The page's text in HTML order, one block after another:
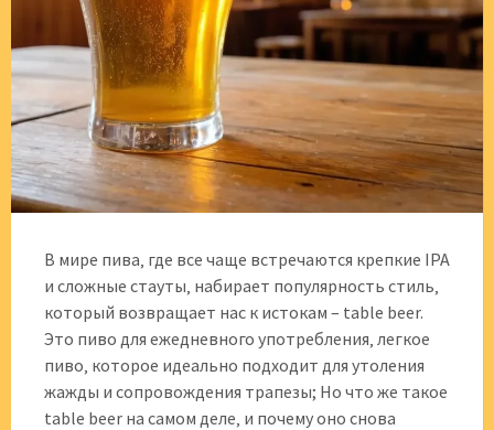
В мире пива‚ где все чаще встречаются крепкие IPA
и сложные стауты‚ набирает популярность стиль‚
который возвращает нас к истокам – table beer.
Это пиво для ежедневного употребления‚ легкое
пиво‚ которое идеально подходит для утоления
жажды и сопровождения трапезы; Но что же такое
table beer на самом деле‚ и почему оно снова